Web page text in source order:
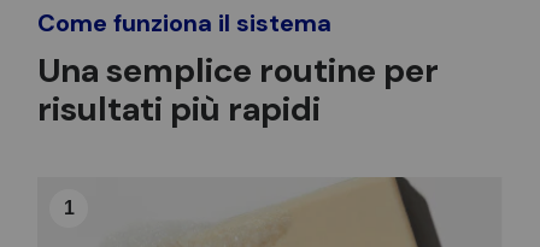
Come funziona il sistema
Una semplice routine per
risultati più rapidi
1